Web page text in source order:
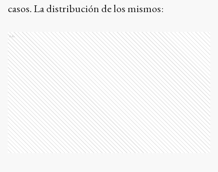
casos. La distribución de los mismos:
Ads